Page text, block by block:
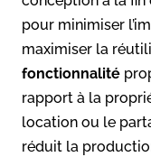
pour minimiser
maximiser la
fonctionnalité
rapport à la
location ou le
réduit la